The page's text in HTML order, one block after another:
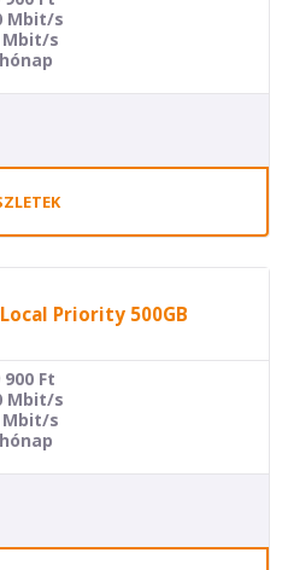
Mbit/s
Mbit/s
Local Priority 500GB
900 Ft
Mbit/s
Mbit/s